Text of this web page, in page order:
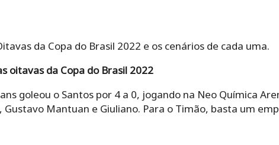
da Copa do Brasil 2022 e os cenários de cada uma.
oitavas da Copa do Brasil 2022
goleou o Santos por 4 a 0, jogando na Neo Química
Gustavo Mantuan e Giuliano. Para o Timão, basta um